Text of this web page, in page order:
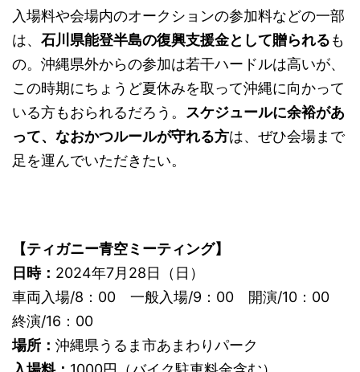
入場料や会場内のオークションの参加料などの一部
は、 石川県能登半島の復興支援金として贈られるも
の。沖縄県外からの参加は若干ハードルは高いが、
この時期にちょうど夏休みを取って沖縄に向かって
いる方もおられるだろう。 スケジュールに余裕があ
って、なおかつルールが守れる方は、ぜひ会場まで
足を運んでいただきたい。
【ティガニー青空ミーティング】
日時： 2024年7月28日（日）
車両入場/8：00 一般入場/9：00 開演/10：00
終演/16：00
場所： 沖縄県うるま市あまわりパーク